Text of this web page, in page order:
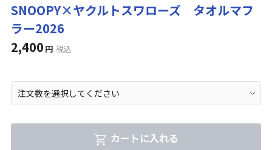
SNOOPY×ヤクルトスワローズ タオルマフ
ラー2026
2,400 円 税込
カートに入れる